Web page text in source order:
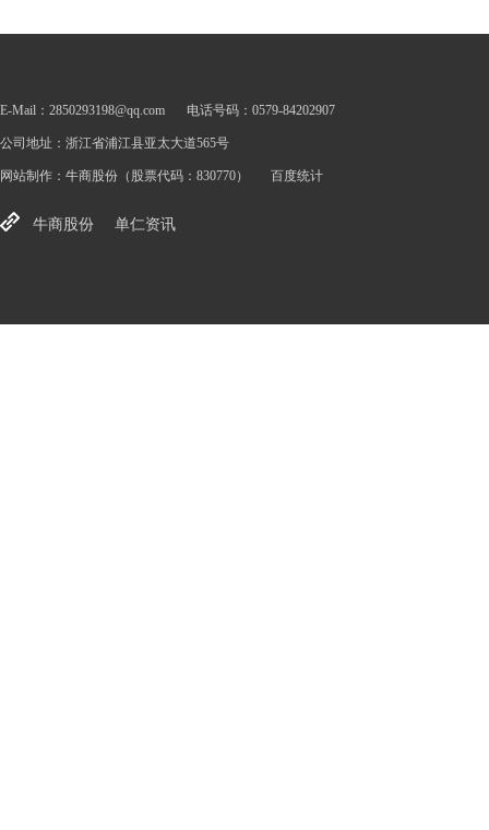
E-Mail：2850293198@qq.com 电话号码：0579-84202907
公司地址：浙江省浦江县亚太大道565号
网站制作： 牛商股份 （股票代码：830770） 百度统计
牛商股份 单仁资讯